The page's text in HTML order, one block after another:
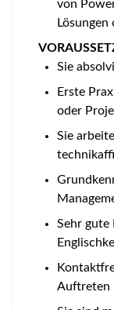
von
Sie
Erste
oder
Sie
Sehr gute
Auftreten